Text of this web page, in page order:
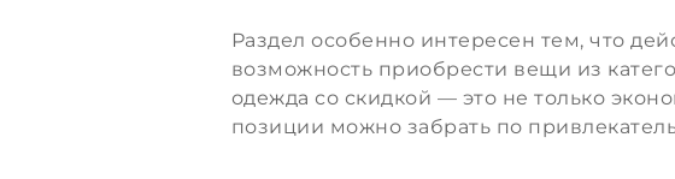
Раздел особенно интересен тем, что
возможность приобрести вещи из
одежда со скидкой — это не только
позиции можно забрать по